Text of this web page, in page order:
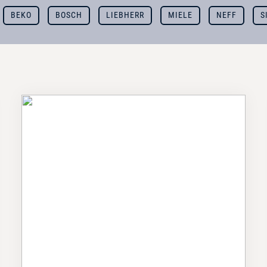
BEKO BOSCH LIEBHERR MIELE NEFF